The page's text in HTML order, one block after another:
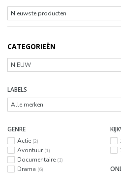
CATEGORIEËN
LABELS
GENRE
Actie (2)
Avontuur (1)
Documentaire (1)
Drama (6)